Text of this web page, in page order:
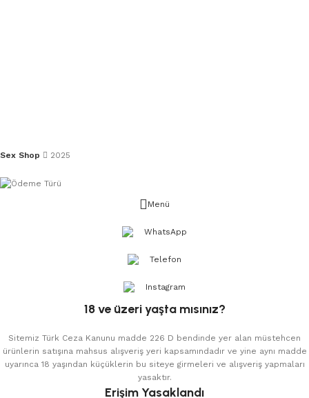
Sex Shop 2025
Menü
WhatsApp
Telefon
Instagram
18 ve üzeri yaşta mısınız?
Sitemiz Türk Ceza Kanunu madde 226 D bendinde yer alan müstehcen
ürünlerin satışına mahsus alışveriş yeri kapsamındadır ve yine aynı madde
uyarınca 18 yaşından küçüklerin bu siteye girmeleri ve alışveriş yapmaları
yasaktır.
Erişim Yasaklandı